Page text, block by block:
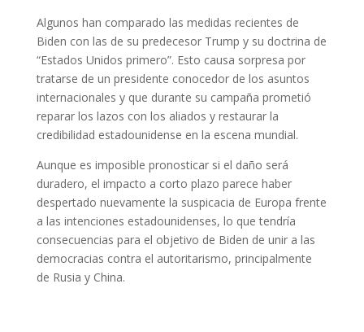
Algunos han comparado las medidas recientes de
Biden con las de su predecesor Trump y su doctrina de
“Estados Unidos primero”. Esto causa sorpresa por
tratarse de un presidente conocedor de los asuntos
internacionales y que durante su campaña prometió
reparar los lazos con los aliados y restaurar la
credibilidad estadounidense en la escena mundial.
Aunque es imposible pronosticar si el daño será
duradero, el impacto a corto plazo parece haber
despertado nuevamente la suspicacia de Europa frente
a las intenciones estadounidenses, lo que tendría
consecuencias para el objetivo de Biden de unir a las
democracias contra el autoritarismo, principalmente
de Rusia y China.